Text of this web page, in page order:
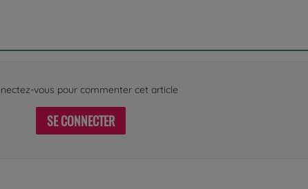
vous pour commenter cet article
SE CONNECTER